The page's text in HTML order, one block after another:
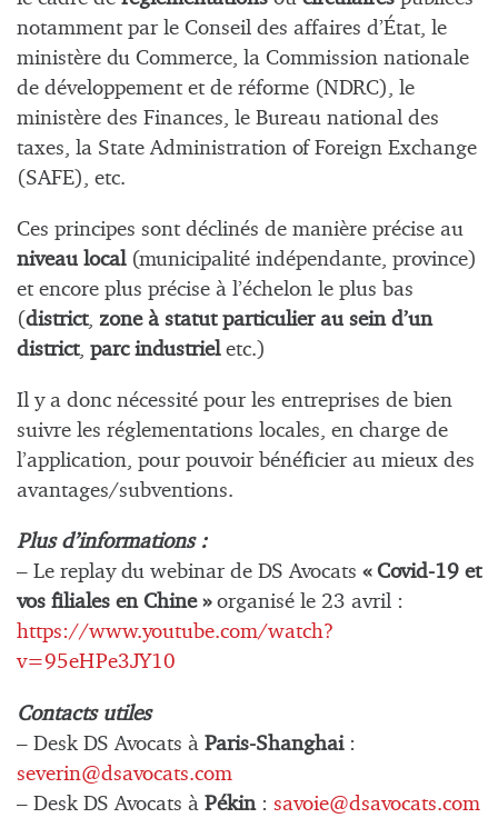
notamment par le Conseil des affaires d’État, le
ministère du Commerce, la Commission nationale
de développement et de réforme (NDRC), le
ministère des Finances, le Bureau national des
taxes, la State Administration of Foreign Exchange
(SAFE), etc.
Ces principes sont déclinés de manière précise au
niveau local(municipalité indépendante, province)
et encore plus précise à l’échelon le plus bas
(district, zone à statut particulier au sein d’un
district, parc industriel etc.)
Il y a donc nécessité pour les entreprises de bien
suivre les réglementations locales, en charge de
l’application, pour pouvoir bénéficier au mieux des
avantages/subventions.
Plus d’informations :
– Le replay du webinar de DS Avocats « Covid-19 et
vos filiales en Chine »organisé le 23 avril :
https://www.youtube.com/watch?
v=95eHPe3JY10
Contacts utiles
– Desk DS Avocats à Paris-Shanghai:
severin@dsavocats.com
– Desk DS Avocats à Pékin: savoie@dsavocats.com